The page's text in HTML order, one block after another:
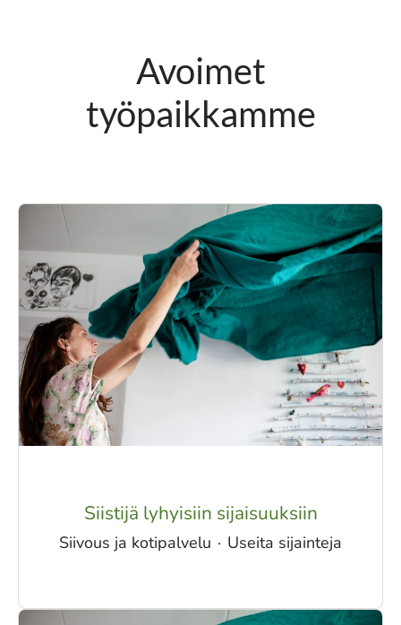
Avoimet
työpaikkamme
Siistijä lyhyisiin sijaisuuksiin
Siivous ja kotipalvelu · Useita sijainteja